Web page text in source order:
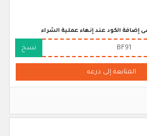
إضافة الكود عند إنهاء عملية الشراء
BF91 نسخ
المتابعة إلى درعه